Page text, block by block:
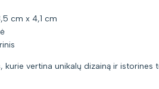
cm x 4,1 cm
kurie vertina unikalų dizainą ir